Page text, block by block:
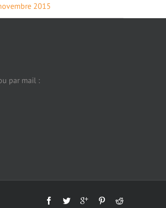
2015
par mail :
Facebook
TwitterCustom PinterestReddit